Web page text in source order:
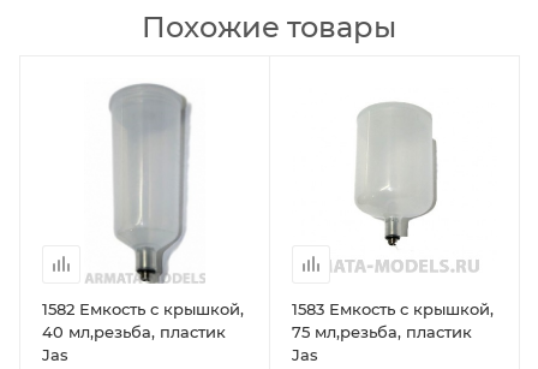
Похожие товары
1582 Емкость с крышкой,
40 мл,резьба, пластик
Jas
1583 Емкость с крышкой,
75 мл,резьба, пластик
Jas